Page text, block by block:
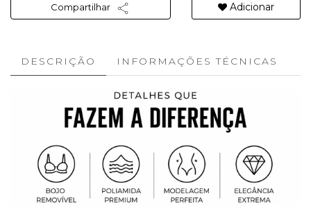
Compartilhar Adicionar
DESCRIÇÃO INFORMAÇÕES TÉCNICAS